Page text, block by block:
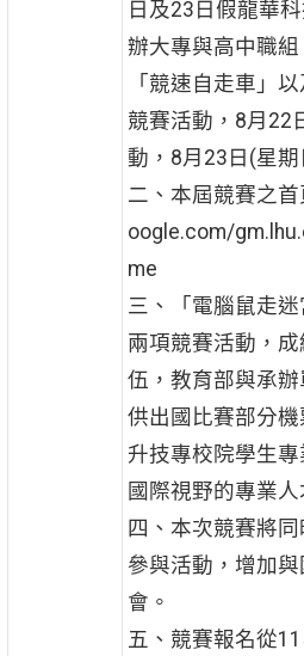
日及23日假龍華
辦大專與高中職組
「競速自走車」
競賽活動，8月22
動，8月23日(星期
二、本屆競賽之
oogle.com/
me
三、「電腦鼠走迷
兩項競賽活動，
伍，教育部與承
供出國比賽部分
升技專校院學生
國際視野的專業人
四、本次競賽將
參與活動，增加
會。
五、競賽報名從